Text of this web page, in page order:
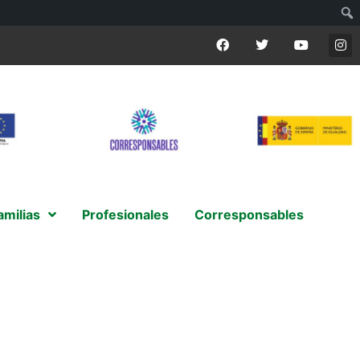
Profesionales Corresponsables